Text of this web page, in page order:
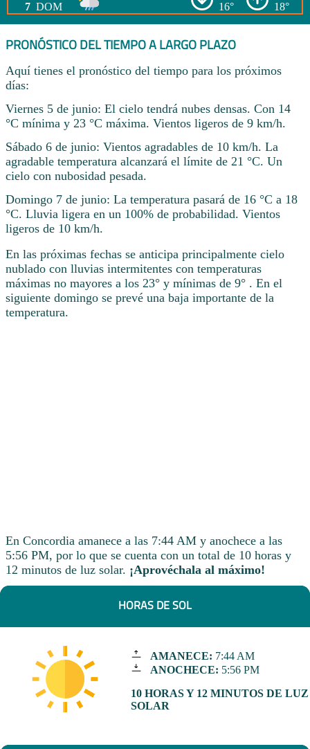
7 DOM 16° 18°
PRONÓSTICO DEL TIEMPO A LARGO PLAZO
Aquí tienes el pronóstico del tiempo para los próximos
días:
Viernes 5 de junio: El cielo tendrá nubes densas. Con 14
°C mínima y 23 °C máxima. Vientos ligeros de 9 km/h.
Sábado 6 de junio: Vientos agradables de 10 km/h. La
agradable temperatura alcanzará el límite de 21 °C. Un
cielo con nubosidad pesada.
Domingo 7 de junio: La temperatura pasará de 16 °C a 18
°C. Lluvia ligera en un 100% de probabilidad. Vientos
ligeros de 10 km/h.
En las próximas fechas se anticipa principalmente cielo
nublado con lluvias intermitentes con temperaturas
máximas no mayores a los 23° y mínimas de 9° . En el
siguiente domingo se prevé una baja importante de la
temperatura.
En Concordia amanece a las 7:44 AM y anochece a las
5:56 PM, por lo que se cuenta con un total de 10 horas y
12 minutos de luz solar. ¡Aprovéchala al máximo!
HORAS DE SOL
AMANECE: 7:44 AM
ANOCHECE: 5:56 PM
10 HORAS Y 12 MINUTOS DE LUZ
SOLAR